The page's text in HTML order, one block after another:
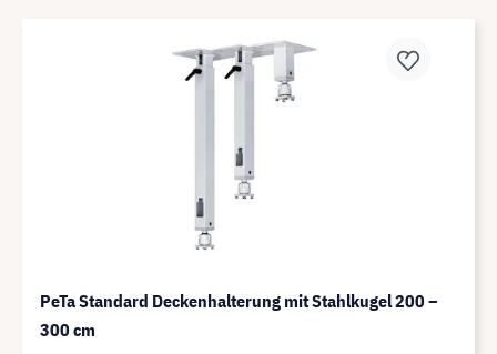
PeTa Standard Deckenhalterung mit Stahlkugel 200 –
300 cm